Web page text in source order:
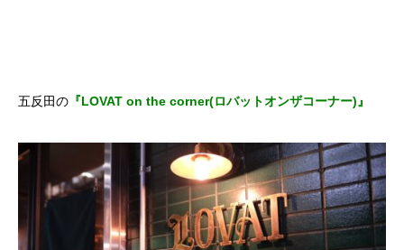
五反田の 『LOVAT on the corner(ロバットオンザコーナー)』